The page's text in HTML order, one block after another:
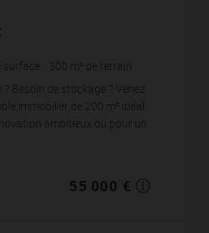
surface 300 m² de terrain
Besoin de stockage ? Venez
immobilier de 200 m² idéal
ambitieux ou pour un
55 000 €